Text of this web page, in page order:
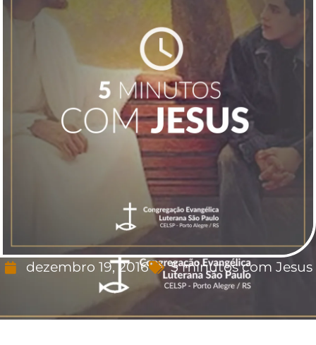
dezembro 19, 2016 5 minutos com Jesus